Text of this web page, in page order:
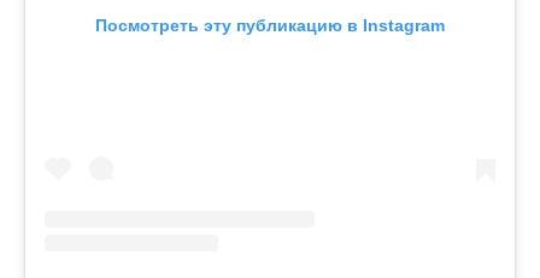
Посмотреть эту публикацию в Instagram